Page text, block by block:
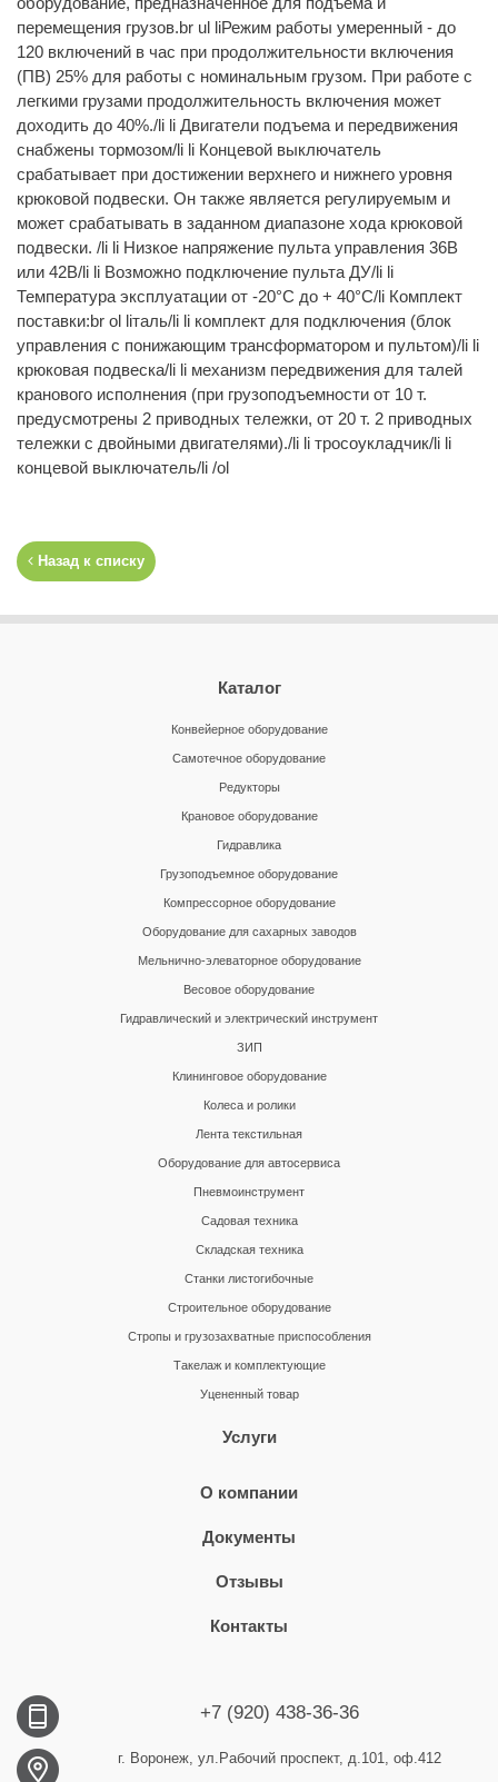
перемещения грузов.br ul liРежим работы умеренный - до
120 включений в час при продолжительности включения
(ПВ) 25% для работы с номинальным грузом. При работе с
легкими грузами продолжительность включения может
доходить до 40%./li li Двигатели подъема и передвижения
снабжены тормозом/li li Концевой выключатель
срабатывает при достижении верхнего и нижнего уровня
крюковой подвески. Он также является регулируемым и
может срабатывать в заданном диапазоне хода крюковой
подвески. /li li Низкое напряжение пульта управления 36В
или 42В/li li Возможно подключение пульта ДУ/li li
Температура эксплуатации от -20°C до + 40°C/li Комплект
поставки:br ol liталь/li li комплект для подключения (блок
управления с понижающим трансформатором и пультом)/li li
крюковая подвеска/li li механизм передвижения для талей
кранового исполнения (при грузоподъемности от 10 т.
предусмотрены 2 приводных тележки, от 20 т. 2 приводных
тележки с двойными двигателями)./li li тросоукладчик/li li
концевой выключатель/li /ol
Назад к списку
Каталог
Конвейерное оборудование
Самотечное оборудование
Редукторы
Крановое оборудование
Гидравлика
Грузоподъемное оборудование
Компрессорное оборудование
Оборудование для сахарных заводов
Мельнично-элеваторное оборудование
Весовое оборудование
Гидравлический и электрический инструмент
ЗИП
Клининговое оборудование
Колеса и ролики
Лента текстильная
Оборудование для автосервиса
Пневмоинструмент
Садовая техника
Складская техника
Станки листогибочные
Строительное оборудование
Стропы и грузозахватные приспособления
Такелаж и комплектующие
Уцененный товар
Услуги
О компании
Документы
Отзывы
Контакты
+7 (920) 438-36-36
г. Воронеж, ул.Рабочий проспект, д.101, оф.412